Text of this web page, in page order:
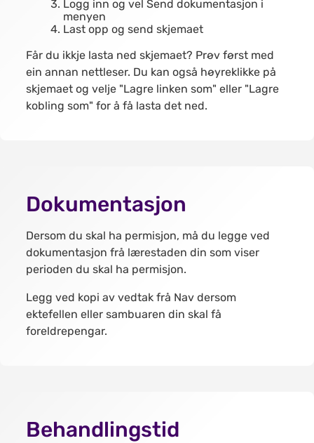
Logg inn og vel Send dokumentasjon i
menyen
Last opp og send skjemaet
Får du ikkje lasta ned skjemaet? Prøv først med
ein annan nettleser. Du kan også høyreklikke på
skjemaet og velje "Lagre linken som" eller "Lagre
kobling som" for å få lasta det ned.
Dokumentasjon
Dersom du skal ha permisjon, må du legge ved
dokumentasjon frå lærestaden din som viser
perioden du skal ha permisjon.
Legg ved kopi av vedtak frå Nav dersom
ektefellen eller sambuaren din skal få
foreldrepengar.
Behandlingstid